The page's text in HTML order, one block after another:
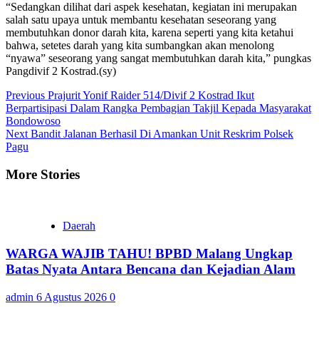
“Sedangkan dilihat dari aspek kesehatan, kegiatan ini merupakan
salah satu upaya untuk membantu kesehatan seseorang yang
membutuhkan donor darah kita, karena seperti yang kita ketahui
bahwa, setetes darah yang kita sumbangkan akan menolong
“nyawa” seseorang yang sangat membutuhkan darah kita,” pungkas
Pangdivif 2 Kostrad.(sy)
Continue
Reading
Previous Prajurit Yonif Raider 514/Divif 2 Kostrad Ikut
Berpartisipasi Dalam Rangka Pembagian Takjil Kepada Masyarakat
Bondowoso
Next Bandit Jalanan Berhasil Di Amankan Unit Reskrim Polsek
Pagu
More Stories
Daerah
WARGA WAJIB TAHU! BPBD Malang Ungkap
Batas Nyata Antara Bencana dan Kejadian Alam
admin 6 Agustus 2026 0